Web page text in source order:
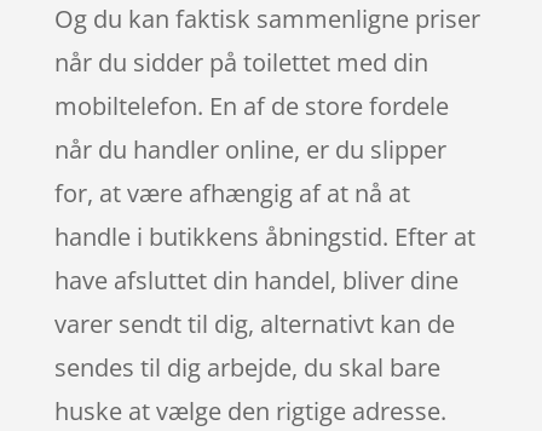
Og du kan faktisk sammenligne priser
når du sidder på toilettet med din
mobiltelefon. En af de store fordele
når du handler online, er du slipper
for, at være afhængig af at nå at
handle i butikkens åbningstid. Efter at
have afsluttet din handel, bliver dine
varer sendt til dig, alternativt kan de
sendes til dig arbejde, du skal bare
huske at vælge den rigtige adresse.